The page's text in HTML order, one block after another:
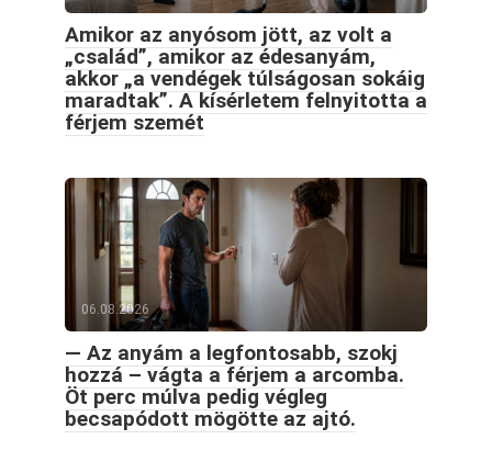
Amikor az anyósom jött, az volt a
„család”, amikor az édesanyám,
akkor „a vendégek túlságosan sokáig
maradtak”. A kísérletem felnyitotta a
férjem szemét
06.08.2026
— Az anyám a legfontosabb, szokj
hozzá – vágta a férjem a arcomba.
Öt perc múlva pedig végleg
becsapódott mögötte az ajtó.